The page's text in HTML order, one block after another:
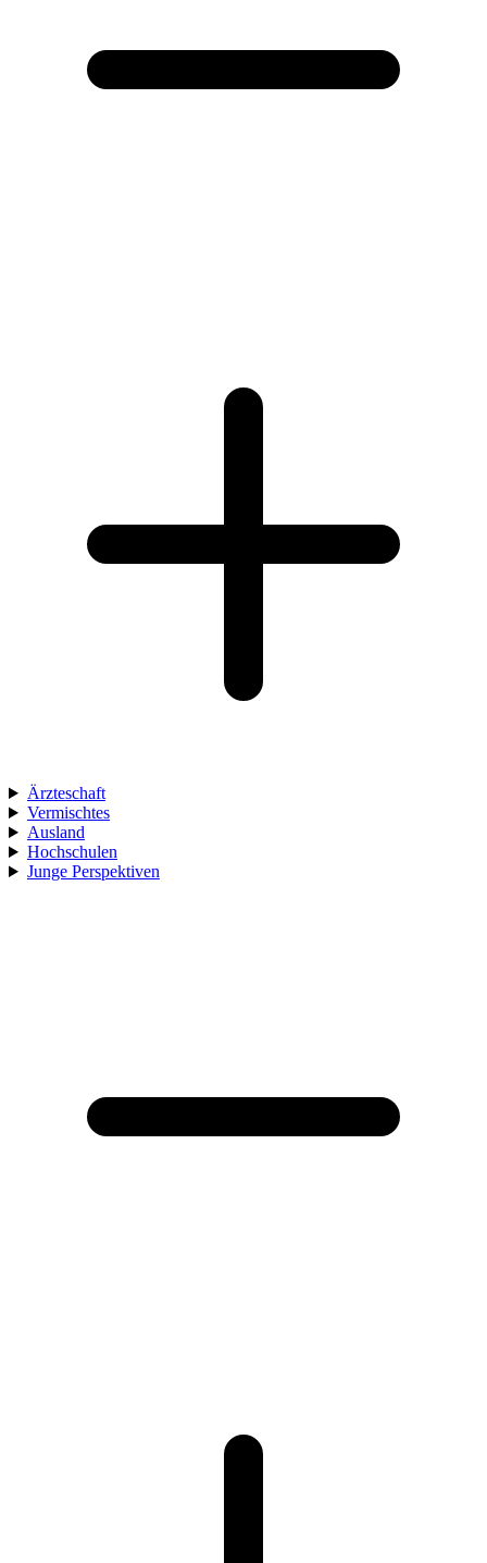
Ärzteschaft
Vermischtes
Ausland
Hochschulen
Junge Perspektiven